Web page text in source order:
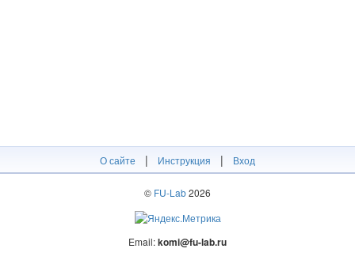
О сайте | Инструкция | Вход
© FU-Lab2026
Email:komi@fu-lab.ru